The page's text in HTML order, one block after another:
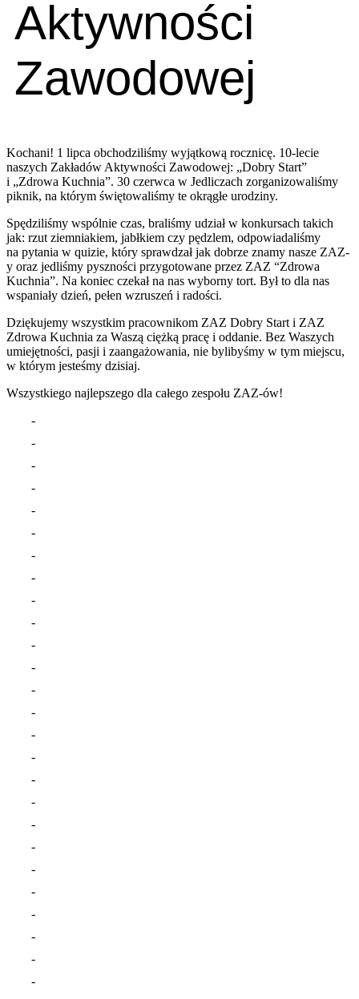
Aktywności
Zawodowej
Kochani! 1 lipca obchodziliśmy wyjątkową rocznicę. 10-lecie
naszych Zakładów Aktywności Zawodowej: „Dobry Start”
i „Zdrowa Kuchnia”. 30 czerwca w Jedliczach zorganizowaliśmy
piknik, na którym świętowaliśmy te okrągłe urodziny.
Spędziliśmy wspólnie czas, braliśmy udział w konkursach takich
jak: rzut ziemniakiem, jabłkiem czy pędzlem, odpowiadaliśmy
na pytania w quizie, który sprawdzał jak dobrze znamy nasze ZAZ-
y oraz jedliśmy pyszności przygotowane przez ZAZ “Zdrowa
Kuchnia”. Na koniec czekał na nas wyborny tort. Był to dla nas
wspaniały dzień, pełen wzruszeń i radości.
Dziękujemy wszystkim pracownikom ZAZ Dobry Start i ZAZ
Zdrowa Kuchnia za Waszą ciężką pracę i oddanie. Bez Waszych
umiejętności, pasji i zaangażowania, nie bylibyśmy w tym miejscu,
w którym jesteśmy dzisiaj.
Wszystkiego najlepszego dla całego zespołu ZAZ-ów!